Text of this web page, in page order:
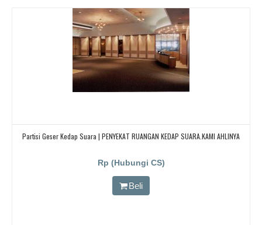
Partisi Geser Kedap Suara | PENYEKAT RUANGAN KEDAP SUARA.KAMI AHLINYA
Rp (Hubungi CS)
Beli